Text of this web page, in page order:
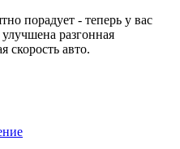
порадует - теперь у вас
разгонная
скорость авто.